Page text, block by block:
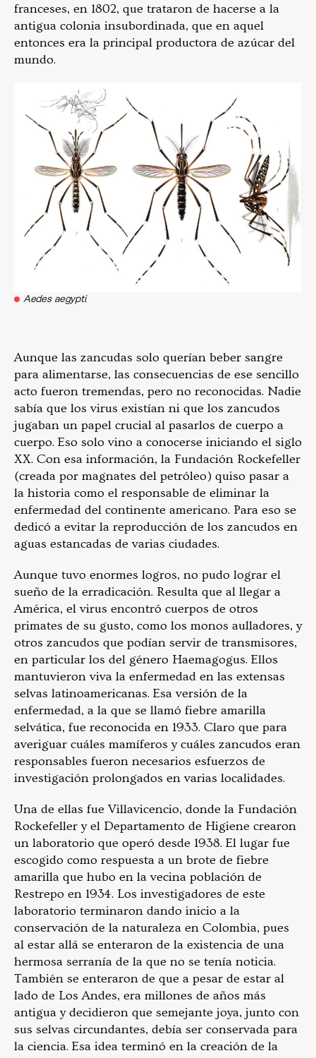
franceses, en 1802, que trataron de hacerse a la
antigua colonia insubordinada, que en aquel
entonces era la principal productora de azúcar del
mundo.
Aedes aegypti.
Aunque las zancudas solo querían beber sangre
para alimentarse, las consecuencias de ese sencillo
acto fueron tremendas, pero no reconocidas. Nadie
sabía que los virus existían ni que los zancudos
jugaban un papel crucial al pasarlos de cuerpo a
cuerpo. Eso solo vino a conocerse iniciando el siglo
XX. Con esa información, la Fundación Rockefeller
(creada por magnates del petróleo) quiso pasar a
la historia como el responsable de eliminar la
enfermedad del continente americano. Para eso se
dedicó a evitar la reproducción de los zancudos en
aguas estancadas de varias ciudades.
Aunque tuvo enormes logros, no pudo lograr el
sueño de la erradicación. Resulta que al llegar a
América, el virus encontró cuerpos de otros
primates de su gusto, como los monos aulladores, y
otros zancudos que podían servir de transmisores,
en particular los del género Haemagogus. Ellos
mantuvieron viva la enfermedad en las extensas
selvas latinoamericanas. Esa versión de la
enfermedad, a la que se llamó fiebre amarilla
selvática, fue reconocida en 1933. Claro que para
averiguar cuáles mamíferos y cuáles zancudos eran
responsables fueron necesarios esfuerzos de
investigación prolongados en varias localidades.
Una de ellas fue Villavicencio, donde la Fundación
Rockefeller y el Departamento de Higiene crearon
un laboratorio que operó desde 1938. El lugar fue
escogido como respuesta a un brote de fiebre
amarilla que hubo en la vecina población de
Restrepo en 1934. Los investigadores de este
laboratorio terminaron dando inicio a la
conservación de la naturaleza en Colombia, pues
al estar allá se enteraron de la existencia de una
hermosa serranía de la que no se tenía noticia.
También se enteraron de que a pesar de estar al
lado de Los Andes, era millones de años más
antigua y decidieron que semejante joya, junto con
sus selvas circundantes, debía ser conservada para
la ciencia. Esa idea terminó en la creación de la